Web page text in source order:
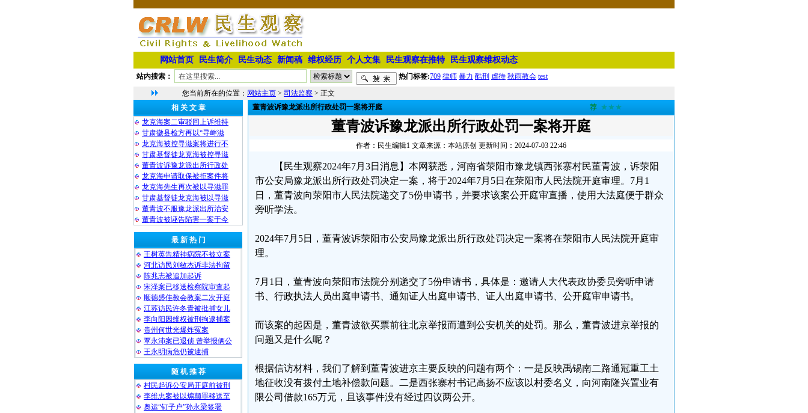
网站首页 民生简介 民生动态 新闻稿 维权经历 个人文集 民生观察在推特 民生观察维权动态
站内搜索： 热门标签:709 律师 暴力 酷刑 虐待 秋雨教会 test
您当前所在的位置： 网站主页 > 司法监察 > 正文
相 关 文 章
龙克海案二审驳回上诉维持
甘肃徽县检方再以“寻衅滋
龙克海被控寻滋案将进行不
甘肃基督徒龙克海被控寻滋
董青波诉豫龙派出所行政处
龙克海申请取保被拒案件将
龙克海先生再次被以寻滋罪
甘肃基督徒龙克海被以寻滋
董青波不服豫龙派出所治安
董青波被诬告陷害一案于今
最 新 热 门
王树英告精神病院不被立案
河北访民刘敏杰诉非法拘留
陈兆志被追加起诉
宋泽案已移送检察院审查起
顺德盛佳教会教案二次开庭
江苏访民许冬青被批捕女儿
李向阳因维权被刑拘逮捕案
贵州何世光爆炸冤案
覃永沛案已退侦 曾举报俩公
王永明病危仍被逮捕
随 机 推 荐
村民起诉公安局开庭前被刑
李维忠案被以煽颠罪移送至
奥运“钉子户”孙永梁签署
董青波诉豫龙派出所行政处罚一案将开庭 荐 ★★★
董青波诉豫龙派出所行政处罚一案将开庭
作者：民生编辑1 文章来源：本站原创 更新时间：2024-07-03 22:46
【民生观察2024年7月3日消息】本网获悉，河南省荥阳市豫龙镇西张寨村民董青波，诉荥阳
市公安局豫龙派出所行政处罚决定一案，将于2024年7月5日在荥阳市人民法院开庭审理。7月1
日，董青波向荥阳市人民法院递交了5份申请书，并要求该案公开庭审直播，使用大法庭便于群众
旁听学法。
2024年7月5日，董青波诉荥阳市公安局豫龙派出所行政处罚决定一案将在荥阳市人民法院开庭审
理。
7月1日，董青波向荥阳市法院分别递交了5份申请书，具体是：邀请人大代表政协委员旁听申请
书、行政执法人员出庭申请书、通知证人出庭申请书、证人出庭申请书、公开庭审申请书。
而该案的起因是，董青波欲买票前往北京举报而遭到公安机关的处罚。那么，董青波进京举报的
问题又是什么呢？
根据信访材料，我们了解到董青波进京主要反映的问题有两个：一是反映禹锡南二路通冠重工土
地征收没有拨付土地补偿款问题。二是西张寨村书记高扬不应该以村委名义，向河南隆兴置业有
限公司借款165万元，且该事件没有经过四议两公开。